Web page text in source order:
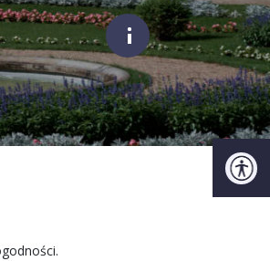
;